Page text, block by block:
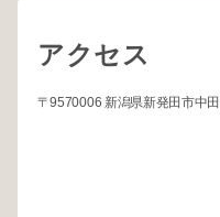
アクセス
〒9570006 新潟県新発田市中